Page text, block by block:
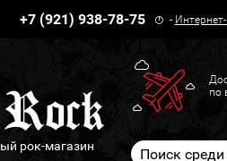
+7 (921) 938-78-75 -
рок-магазин
по